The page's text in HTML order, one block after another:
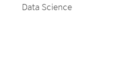
Data Science